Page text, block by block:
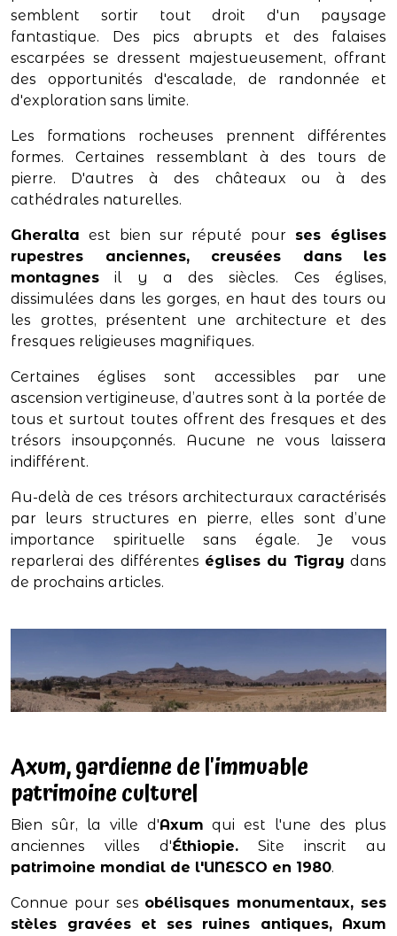
semblent sortir tout droit d'un paysage
fantastique. Des pics abrupts et des falaises
escarpées se dressent majestueusement, offrant
des opportunités d'escalade, de randonnée et
d'exploration sans limite.
Les formations rocheuses prennent différentes
formes. Certaines ressemblant à des tours de
pierre. D'autres à des châteaux ou à des
cathédrales naturelles.
Gheralta est bien sur réputé pour ses églises
rupestres anciennes, creusées dans les
montagnes il y a des siècles. Ces églises,
dissimulées dans les gorges, en haut des tours ou
les grottes, présentent une architecture et des
fresques religieuses magnifiques.
Certaines églises sont accessibles par une
ascension vertigineuse, d’autres sont à la portée de
tous et surtout toutes offrent des fresques et des
trésors insoupçonnés. Aucune ne vous laissera
indifférent.
Au-delà de ces trésors architecturaux caractérisés
par leurs structures en pierre, elles sont d’une
importance spirituelle sans égale. Je vous
reparlerai des différentes églises du Tigray dans
de prochains articles.
Axum, gardienne de l'immuable
patrimoine culturel
Bien sûr, la ville d'Axum qui est l'une des plus
anciennes villes d'Éthiopie. Site inscrit au
patrimoine mondial de l'UNESCO en 1980.
Connue pour ses obélisques monumentaux, ses
stèles gravées et ses ruines antiques, Axum